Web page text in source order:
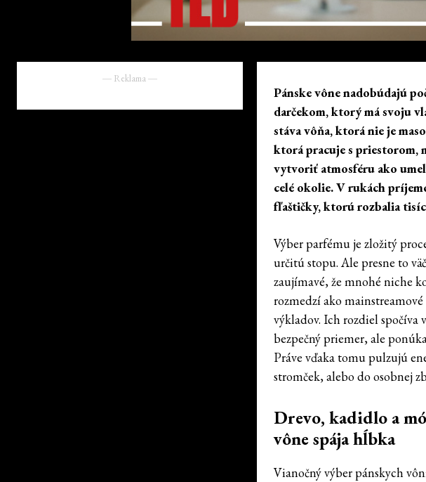
― Reklama ―
Pánske vône nadobúdajú
darčekom, ktorý má svoju
stáva vôňa, ktorá nie je
ktorá pracuje s priestorom,
vytvoriť atmosféru ako
celé okolie. V rukách
fľaštičky, ktorú rozbalia
Výberparfémuje zložitý
určitú stopu. Ale presne to
zaujímavé, že mnohé niche
rozmedzí ako
výkladov. Ich rozdiel spočíva
bezpečný priemer, ale
Práve vďaka tomu pulzujú
stromček, alebo do osobnej
Drevo, kadidlo a
vône spája hĺbka
Vianočný výber pánskych